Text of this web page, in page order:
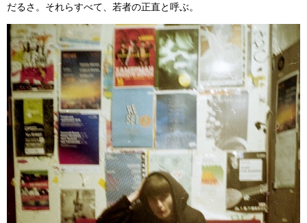
だるさ。それらすべて、若者の正直と呼ぶ。